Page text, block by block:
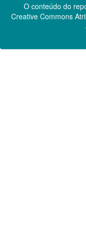
O conteúdo do
Creative Commons